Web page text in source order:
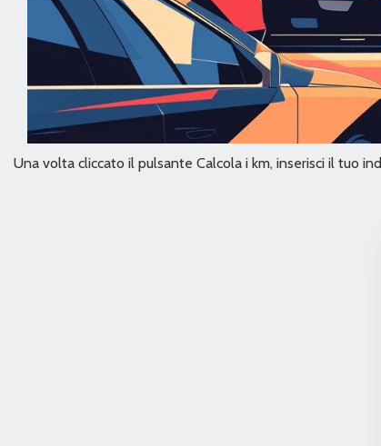
Una volta cliccato il pulsante Calcola i km, inserisci il tuo